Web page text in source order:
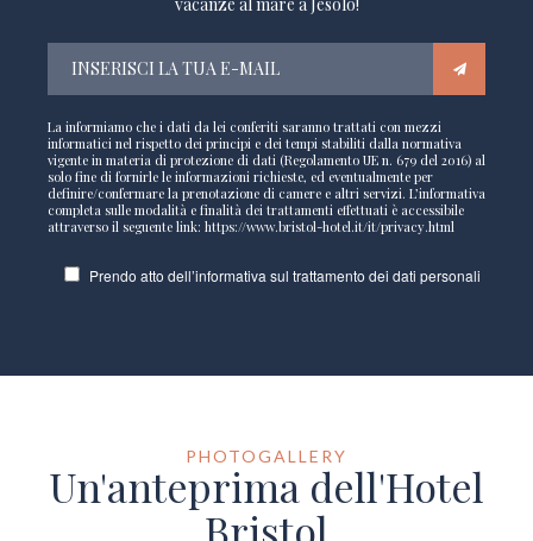
La informiamo che i dati da lei conferiti saranno trattati con mezzi
informatici nel rispetto dei principi e dei tempi stabiliti dalla normativa
vigente in materia di protezione di dati (Regolamento UE n. 679 del 2016) al
solo fine di fornirle le informazioni richieste, ed eventualmente per
definire/confermare la prenotazione di camere e altri servizi. L’informativa
completa sulle modalità e finalità dei trattamenti effettuati è accessibile
attraverso il seguente link: https://www.bristol-hotel.it/it/privacy.html
Prendo atto dell’informativa sul trattamento dei dati personali
PHOTOGALLERY
Un'anteprima dell'Hotel